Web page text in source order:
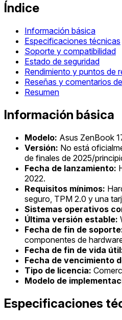
Índice
Información básica
Especificaciones técnicas
Soporte y compatibilidad
Estado de seguridad
Rendimiento y puntos de
Reseñas y comentarios
Resumen
Información básica
Modelo: Asus ZenBook
Versión: No está
de finales de 2025/
Fecha de lanzamiento:
2022.
Requisitos mínimos:
seguro, TPM 2.0 y una
Sistemas operativos
Última versión estable:
Fecha de fin de
componentes de
Fecha de fin de vida
Fecha de vencimiento
Tipo de licencia:
Modelo de
Especificaciones